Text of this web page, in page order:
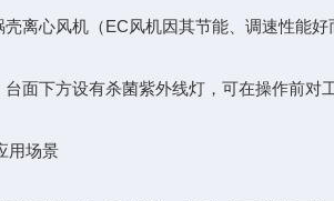
离心风机（EC风机因其节能、调速性能
面下方设有杀菌紫外线灯，可在操作前
用场景